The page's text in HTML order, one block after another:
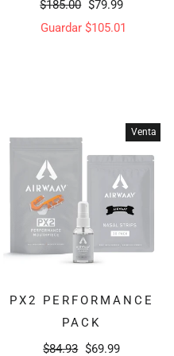
Precio
habitual
$185.00 Precio
de
$79.99
Guardar $105.01
Venta
PX2 PERFORMANCE
PACK
Precio
$84.93 Precio
$69.99